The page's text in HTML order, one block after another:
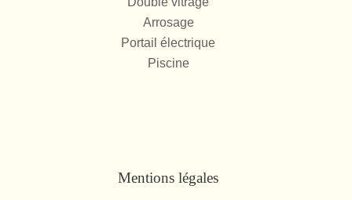
Arrosage
Portail électrique
Piscine
Mentions légales